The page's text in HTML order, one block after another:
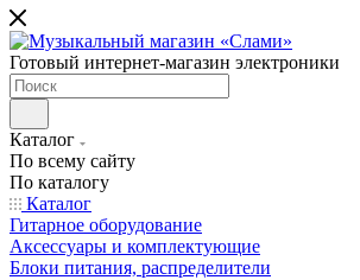
Готовый интернет-магазин электроники
Каталог
По всему сайту
По каталогу
Каталог
Гитарное оборудование
Аксессуары и комплектующие
Блоки питания, распределители